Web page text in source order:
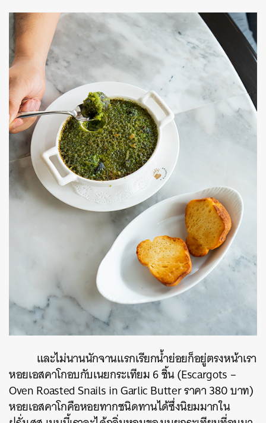
และไม่นานนักจานแรกเรียกน้ำย่อยก็อยู่ตรงหน้าเรา
หอยเอสคาโกอบกับเนยกระเทียม 6 ชิ้น (Escargots –
Oven Roasted Snails in Garlic Butter ราคา 380 บาท)
หอยเอสคาโกคือหอยทากชนิดทานได้ซึ่งนิยมมากใน